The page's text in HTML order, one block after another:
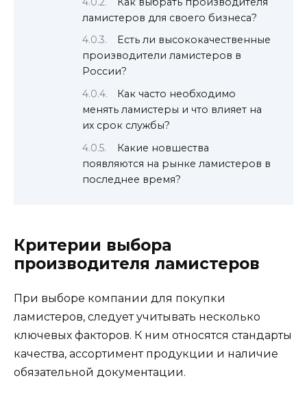
ламистеров для своего бизнеса?
Есть ли высококачественные
производители ламистеров в
России?
Как часто необходимо
менять ламистеры и что влияет на
их срок службы?
Какие новшества
появляются на рынке ламистеров в
последнее время?
Критерии выбора
производителя ламистеров
При выборе компании для покупки
ламистеров, следует учитывать несколько
ключевых факторов. К ним относятся стандарты
качества, ассортимент продукции и наличие
обязательной документации.